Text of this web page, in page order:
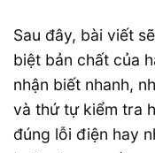
Sau đây, bài viết
biệt bản chất của
nhận biết nhanh,
và thứ tự kiểm tra
đúng lỗi điện hay